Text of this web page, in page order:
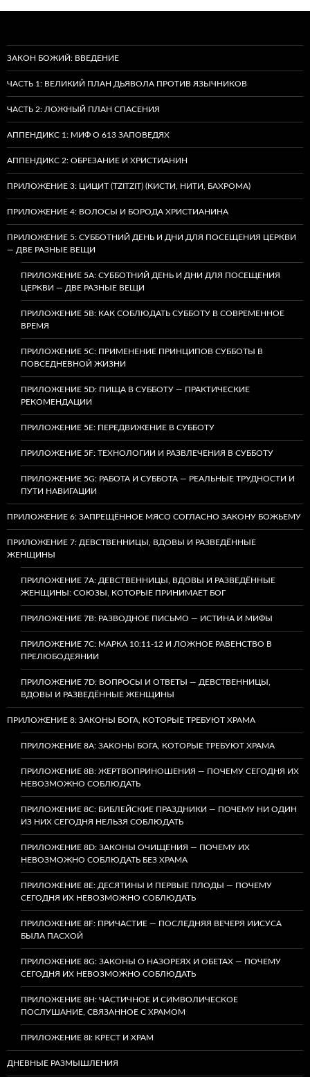
ЗАКОН БОЖИЙ: ВВЕДЕНИЕ
ЧАСТЬ 1: ВЕЛИКИЙ ПЛАН ДЬЯВОЛА ПРОТИВ ЯЗЫЧНИКОВ
ЧАСТЬ 2: ЛОЖНЫЙ ПЛАН СПАСЕНИЯ
АППЕНДИКС 1: МИФ О 613 ЗАПОВЕДЯХ
АППЕНДИКС 2: ОБРЕЗАНИЕ И ХРИСТИАНИН
ПРИЛОЖЕНИЕ 3: ЦИЦИТ (TZITZIT) (КИСТИ, НИТИ, БАХРОМА)
ПРИЛОЖЕНИЕ 4: ВОЛОСЫ И БОРОДА ХРИСТИАНИНА
ПРИЛОЖЕНИЕ 5: СУББОТНИЙ ДЕНЬ И ДНИ ДЛЯ ПОСЕЩЕНИЯ ЦЕРКВИ
— ДВЕ РАЗНЫЕ ВЕЩИ
ПРИЛОЖЕНИЕ 5A: СУББОТНИЙ ДЕНЬ И ДНИ ДЛЯ ПОСЕЩЕНИЯ
ЦЕРКВИ — ДВЕ РАЗНЫЕ ВЕЩИ
ПРИЛОЖЕНИЕ 5B: КАК СОБЛЮДАТЬ СУББОТУ В СОВРЕМЕННОЕ
ВРЕМЯ
ПРИЛОЖЕНИЕ 5C: ПРИМЕНЕНИЕ ПРИНЦИПОВ СУББОТЫ В
ПОВСЕДНЕВНОЙ ЖИЗНИ
ПРИЛОЖЕНИЕ 5D: ПИЩА В СУББОТУ — ПРАКТИЧЕСКИЕ
РЕКОМЕНДАЦИИ
ПРИЛОЖЕНИЕ 5E: ПЕРЕДВИЖЕНИЕ В СУББОТУ
ПРИЛОЖЕНИЕ 5F: ТЕХНОЛОГИИ И РАЗВЛЕЧЕНИЯ В СУББОТУ
ПРИЛОЖЕНИЕ 5G: РАБОТА И СУББОТА — РЕАЛЬНЫЕ ТРУДНОСТИ И
ПУТИ НАВИГАЦИИ
ПРИЛОЖЕНИЕ 6: ЗАПРЕЩЁННОЕ МЯСО СОГЛАСНО ЗАКОНУ БОЖЬЕМУ
ПРИЛОЖЕНИЕ 7: ДЕВСТВЕННИЦЫ, ВДОВЫ И РАЗВЕДЁННЫЕ
ЖЕНЩИНЫ
ПРИЛОЖЕНИЕ 7А: ДЕВСТВЕННИЦЫ, ВДОВЫ И РАЗВЕДЁННЫЕ
ЖЕНЩИНЫ: СОЮЗЫ, КОТОРЫЕ ПРИНИМАЕТ БОГ
ПРИЛОЖЕНИЕ 7B: РАЗВОДНОЕ ПИСЬМО — ИСТИНА И МИФЫ
ПРИЛОЖЕНИЕ 7C: МАРКА 10:11-12 И ЛОЖНОЕ РАВЕНСТВО В
ПРЕЛЮБОДЕЯНИИ
ПРИЛОЖЕНИЕ 7D: ВОПРОСЫ И ОТВЕТЫ — ДЕВСТВЕННИЦЫ,
ВДОВЫ И РАЗВЕДЁННЫЕ ЖЕНЩИНЫ
ПРИЛОЖЕНИЕ 8: ЗАКОНЫ БОГА, КОТОРЫЕ ТРЕБУЮТ ХРАМА
ПРИЛОЖЕНИЕ 8A: ЗАКОНЫ БОГА, КОТОРЫЕ ТРЕБУЮТ ХРАМА
ПРИЛОЖЕНИЕ 8B: ЖЕРТВОПРИНОШЕНИЯ — ПОЧЕМУ СЕГОДНЯ ИХ
НЕВОЗМОЖНО СОБЛЮДАТЬ
ПРИЛОЖЕНИЕ 8C: БИБЛЕЙСКИЕ ПРАЗДНИКИ — ПОЧЕМУ НИ ОДИН
ИЗ НИХ СЕГОДНЯ НЕЛЬЗЯ СОБЛЮДАТЬ
ПРИЛОЖЕНИЕ 8D: ЗАКОНЫ ОЧИЩЕНИЯ — ПОЧЕМУ ИХ
НЕВОЗМОЖНО СОБЛЮДАТЬ БЕЗ ХРАМА
ПРИЛОЖЕНИЕ 8E: ДЕСЯТИНЫ И ПЕРВЫЕ ПЛОДЫ — ПОЧЕМУ
СЕГОДНЯ ИХ НЕВОЗМОЖНО СОБЛЮДАТЬ
ПРИЛОЖЕНИЕ 8F: ПРИЧАСТИЕ — ПОСЛЕДНЯЯ ВЕЧЕРЯ ИИСУСА
БЫЛА ПАСХОЙ
ПРИЛОЖЕНИЕ 8G: ЗАКОНЫ О НАЗОРЕЯХ И ОБЕТАХ — ПОЧЕМУ
СЕГОДНЯ ИХ НЕВОЗМОЖНО СОБЛЮДАТЬ
ПРИЛОЖЕНИЕ 8H: ЧАСТИЧНОЕ И СИМВОЛИЧЕСКОЕ
ПОСЛУШАНИЕ, СВЯЗАННОЕ С ХРАМОМ
ПРИЛОЖЕНИЕ 8I: КРЕСТ И ХРАМ
ДНЕВНЫЕ РАЗМЫШЛЕНИЯ